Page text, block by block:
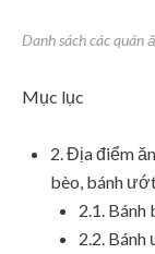
Danh sách các
Mục lục
2. Địa điểm
bèo, bánh
2.1. Bánh
2.2.